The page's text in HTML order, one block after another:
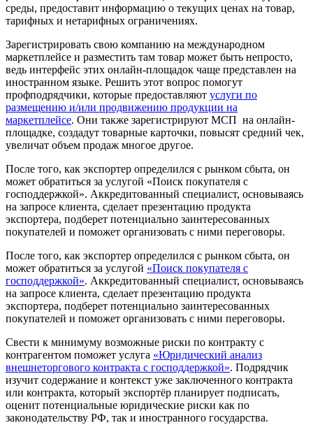
среды, предоставит информацию о текущих ценах на товар,
тарифных и нетарифных ограничениях.
Зарегистрировать свою компанию на международном
маркетплейсе и разместить там товар может быть непросто,
ведь интерфейс этих онлайн-площадок чаще представлен на
иностранном языке. Решить этот вопрос помогут
профподрядчики, которые предоставляют услуги по
размещению и/или продвижению продукции на
маркетплейсе. Они также зарегистрируют МСП на онлайн-
площадке, создадут товарные карточки, повысят средний чек,
увеличат объем продаж многое другое.
После того, как экспортер определился с рынком сбыта, он
может обратиться за услугой «Поиск покупателя с
господдержкой». Аккредитованный специалист, основываясь
на запросе клиента, сделает презентацию продукта
экспортера, подберет потенциально заинтересованных
покупателей и поможет организовать с ними переговоры.
После того, как экспортер определился с рынком сбыта, он
может обратиться за услугой «Поиск покупателя с
господдержкой». Аккредитованный специалист, основываясь
на запросе клиента, сделает презентацию продукта
экспортера, подберет потенциально заинтересованных
покупателей и поможет организовать с ними переговоры.
Свести к минимуму возможные риски по контракту с
контрагентом поможет услуга «Юридический анализ
внешнеторгового контракта с господдержкой». Подрядчик
изучит содержание и контекст уже заключенного контракта
или контракта, который экспортёр планирует подписать,
оценит потенциальные юридические риски как по
законодательству РФ, так и иностранного государства.